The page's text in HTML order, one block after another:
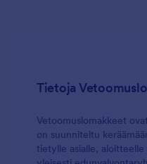
Tietoja
Vetoomuslomakkeet
on suunniteltu
tietylle asialle,